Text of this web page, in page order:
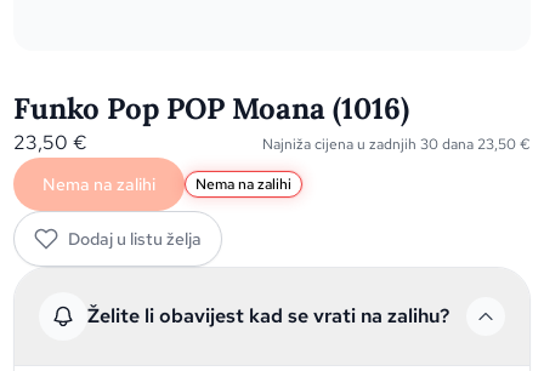
Funko Pop POP Moana (1016)
23,50€ Najniža cijena u zadnjih 30 dana 23,50€
Nema na zalihi Nema na zalihi
Dodaj u listu želja
Želite li obavijest kad se vrati na zalihu?